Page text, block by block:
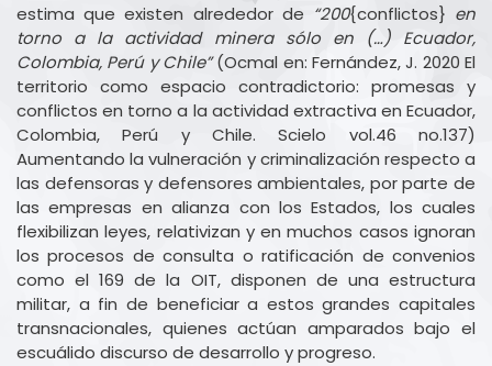
estima que existen alrededor de “200{conflictos} en
torno a la actividad minera sólo en (…) Ecuador,
Colombia, Perú y Chile”(Ocmal en: Fernández, J. 2020 El
territorio como espacio contradictorio: promesas y
conflictos en torno a la actividad extractiva en Ecuador,
Colombia, Perú y Chile. Scielo vol.46 no.137)
Aumentando la vulneración y criminalización respecto a
las defensoras y defensores ambientales, por parte de
las empresas en alianza con los Estados, los cuales
flexibilizan leyes, relativizan y en muchos casos ignoran
los procesos de consulta o ratificación de convenios
como el 169 de la OIT, disponen de una estructura
militar, a fin de beneficiar a estos grandes capitales
transnacionales, quienes actúan amparados bajo el
escuálido discurso de desarrollo y progreso.